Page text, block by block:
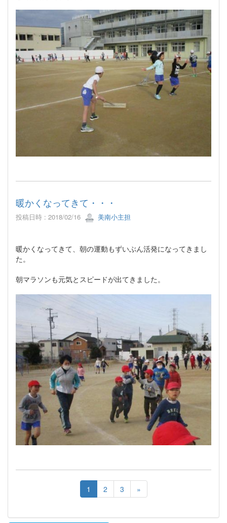
暖かくなってきて・・・
投稿日時 : 2018/02/16 美南小主担
暖かくなってきて、朝の運動もずいぶん活発になってきまし
た。
朝マラソンも元気とスピードが出てきました。
1 2 3 »